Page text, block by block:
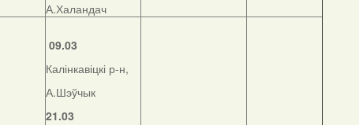
А.Халандач
09.03
Калінкавіцкі р-н,
А.Шэўчык
21.03